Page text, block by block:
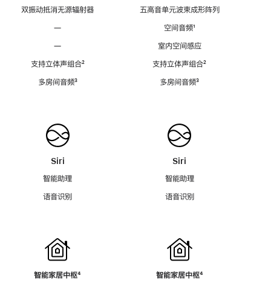
双振动抵消无源辐射器
—
—
支持立体声组合脚
²
多房间音频脚
³
Siri
智能助理
语音识别
智能家居中枢脚
⁴
五高音单元波束成形阵列
空间音频脚
¹
室内空间感应
支持立体声组合脚
²
多房间音频脚
³
Siri
智能助理
语音识别
智能家居中枢脚
⁴